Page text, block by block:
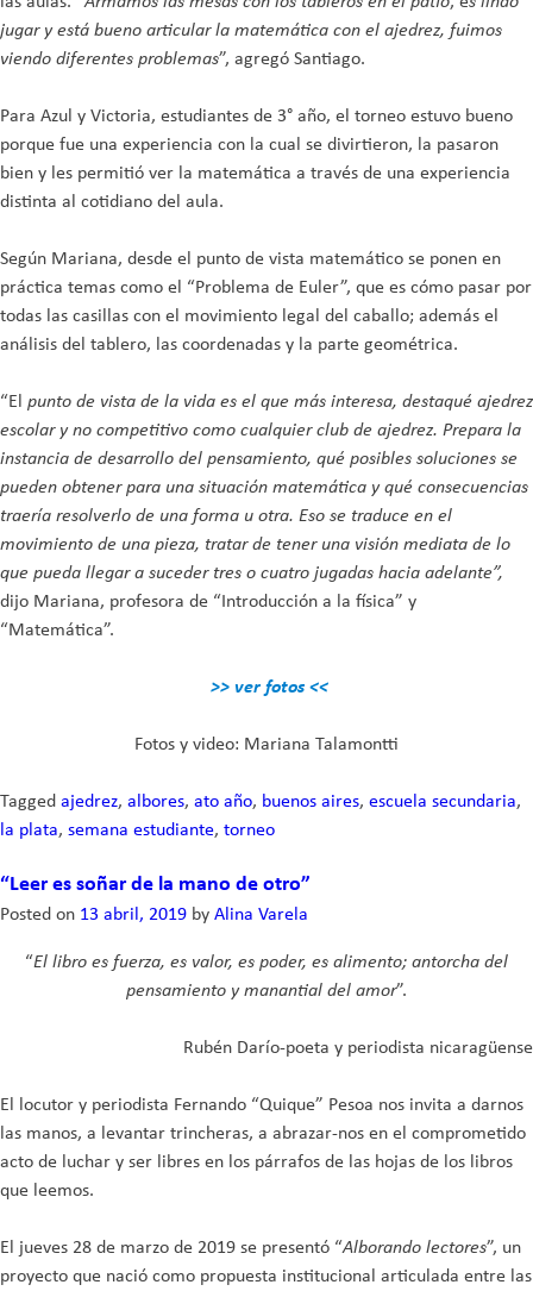
jugar y está bueno articular la matemática con el ajedrez, fuimos
viendo diferentes problemas”, agregó Santiago.
Para Azul y Victoria, estudiantes de 3° año, el torneo estuvo bueno
porque fue una experiencia con la cual se divirtieron, la pasaron
bien y les permitió ver la matemática a través de una experiencia
distinta al cotidiano del aula.
Según Mariana, desde el punto de vista matemático se ponen en
práctica temas como el “Problema de Euler”, que es cómo pasar por
todas las casillas con el movimiento legal del caballo; además el
análisis del tablero, las coordenadas y la parte geométrica.
“El punto de vista de la vida es el que más interesa, destaqué ajedrez
escolar y no competitivo como cualquier club de ajedrez. Prepara la
instancia de desarrollo del pensamiento, qué posibles soluciones se
pueden obtener para una situación matemática y qué consecuencias
traería resolverlo de una forma u otra. Eso se traduce en el
movimiento de una pieza, tratar de tener una visión mediata de lo
que pueda llegar a suceder tres o cuatro jugadas hacia adelante”,
dijo Mariana, profesora de “Introducción a la física” y
“Matemática”.
>> ver fotos <<
Fotos y video: Mariana Talamontti
Tagged ajedrez, albores, ato año, buenos aires, escuela secundaria,
la plata, semana estudiante, torneo
“Leer es soñar de la mano de otro”
Posted on 13 abril, 2019 by Alina Varela
“El libro es fuerza, es valor, es poder, es alimento; antorcha del
pensamiento y manantial del amor”.
Rubén Darío-poeta y periodista nicaragüense
El locutor y periodista Fernando “Quique” Pesoa nos invita a darnos
las manos, a levantar trincheras, a abrazar-nos en el comprometido
acto de luchar y ser libres en los párrafos de las hojas de los libros
que leemos.
El jueves 28 de marzo de 2019 se presentó “Alborando lectores”, un
proyecto que nació como propuesta institucional articulada entre las